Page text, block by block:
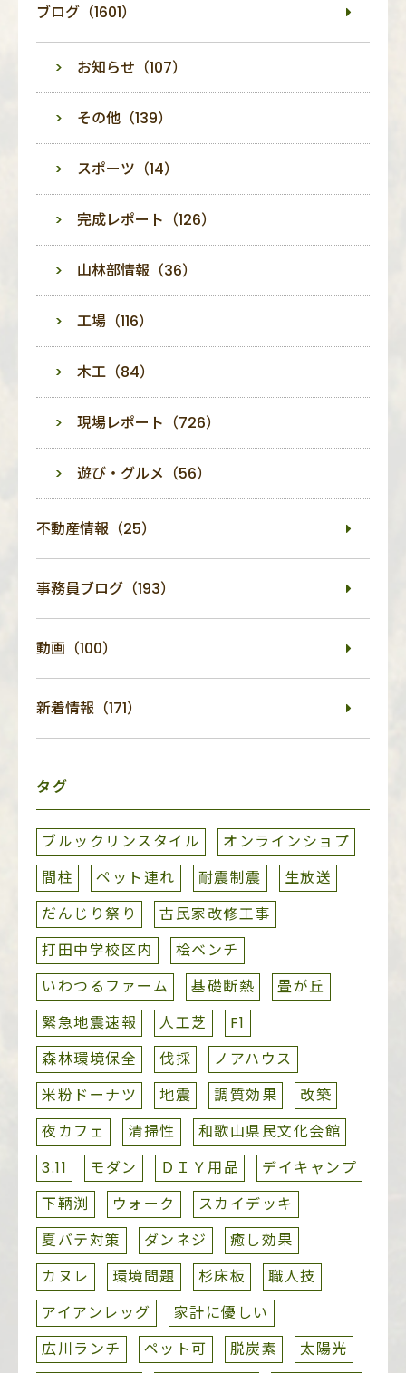
ブログ（1601）
お知らせ（107）
その他（139）
スポーツ（14）
完成レポート（126）
山林部情報（36）
工場（116）
木工（84）
現場レポート（726）
遊び・グルメ（56）
不動産情報（25）
事務員ブログ（193）
動画（100）
新着情報（171）
タグ
ブルックリンスタイル
オンラインショプ
間柱
ペット連れ 耐震制震
生放送
だんじり祭り
古民家改修工事
打田中学校区内
桧ベンチ
いわつるファーム
基礎断熱
畳が丘
緊急地震速報
人工芝
F1
森林環境保全
伐採
ノアハウス
米粉ドーナツ
地震 調質効果
改築
夜カフェ
清掃性
和歌山県民文化会館
3.11
モダン ＤＩＹ用品
デイキャンプ
下鞆渕
ウォーク
スカイデッキ
夏バテ対策
ダンネジ
癒し効果
カヌレ
環境問題 杉床板
職人技
アイアンレッグ
家計に優しい
広川ランチ
ペット可 脱炭素
太陽光